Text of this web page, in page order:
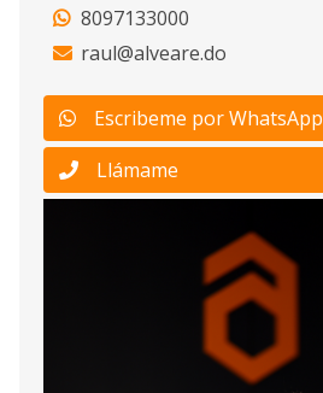
8097133000
raul@alveare.do
Escribeme por WhatsApp
Llámame